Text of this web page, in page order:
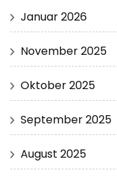
Januar 2026
November 2025
Oktober 2025
September 2025
August 2025